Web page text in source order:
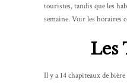
touristes, tandis que les
semaine. Voir les horaires
Les
Il y a 14 chapiteaux de